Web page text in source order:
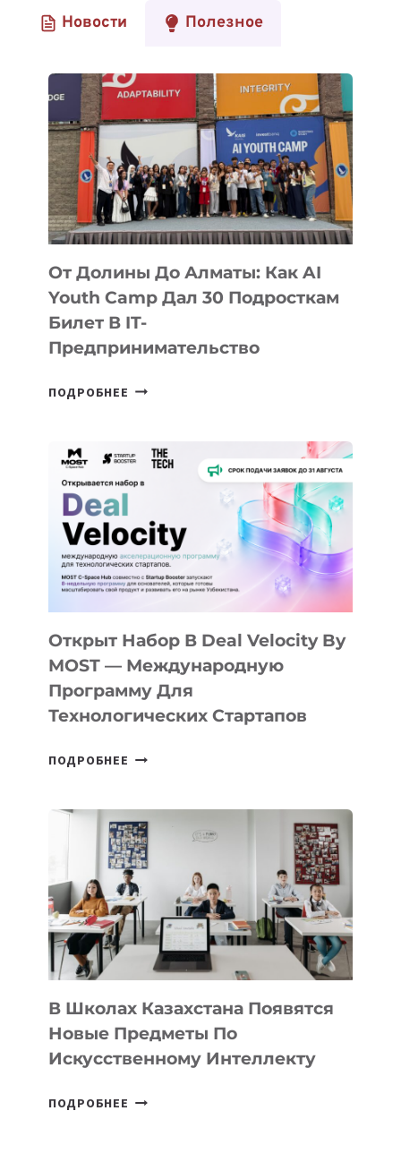
Новости Полезное
От Долины До Алматы: Как AI
Youth Camp Дал 30 Подросткам
Билет В IT-
Предпринимательство
ПОДРОБНЕЕ ОТ
АЛМАТЫ:
КАК
AI
YOUTH
CAMP
ДАЛ
30
ПОДРОСТКАМ
БИЛЕТ
В
ПРЕДПРИНИМАТЕЛЬСТВО
Открыт Набор В Deal Velocity By
MOST — Международную
Программу Для
Технологических Стартапов
ПОДРОБНЕЕ ОТКРЫТ
DEAL
VELOCITY
BY
MOST
—
МЕЖДУНАРОДНУЮ
ПРОГРАММУ
ДЛЯ
ТЕХНОЛОГИЧЕСКИХ
В Школах Казахстана Появятся
Новые Предметы По
Искусственному Интеллекту
ПОДРОБНЕЕ